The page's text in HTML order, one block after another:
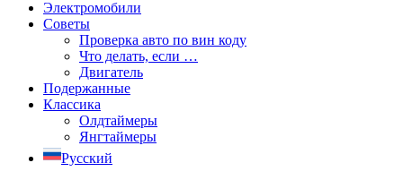
Электромобили
Советы
Проверка авто по вин коду
Что делать, если …
Двигатель
Подержанные
Классика
Олдтаймеры
Янгтаймеры
Русский